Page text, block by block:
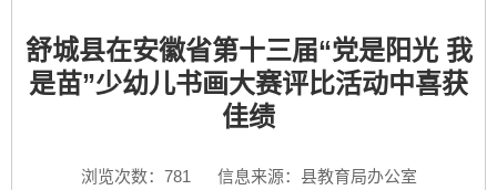
舒城县在安徽省第十三届“党是阳光 我
是苗”少幼儿书画大赛评比活动中喜获
佳绩
浏览次数： 781
信息来源：县教育局办公室